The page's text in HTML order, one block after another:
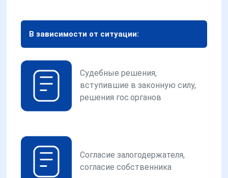
В зависимости от ситуации:
Судебные решения,
вступившие в законную силу,
решения гос.органов
Согласие залогодержателя,
согласие собственника